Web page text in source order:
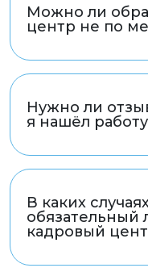
Можно ли
центр не по
Нужно ли
я нашёл
В каких
обязательный
кадровый